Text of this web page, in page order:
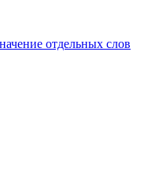
отдельных слов